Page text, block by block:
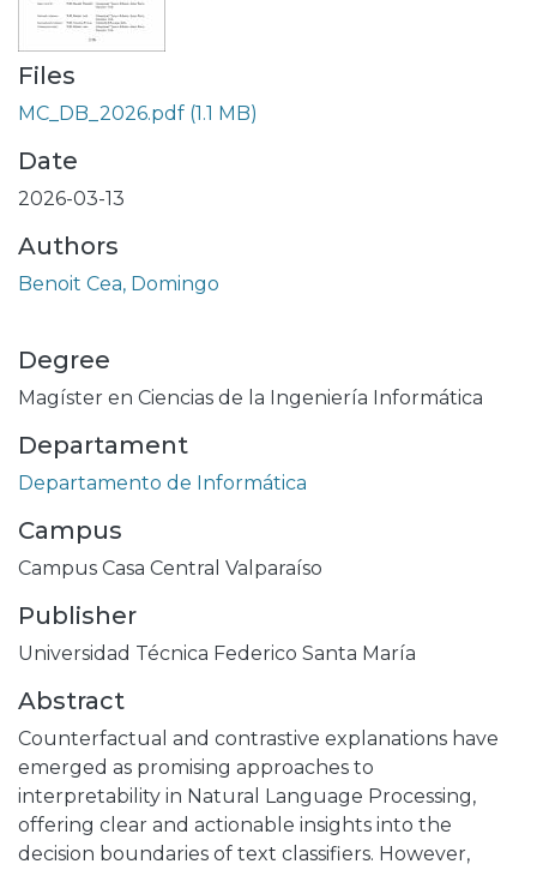
Files
MC_DB_2026.pdf (1.1 MB)
Date
2026-03-13
Authors
Benoit Cea, Domingo
Degree
Magíster en Ciencias de la Ingeniería Informática
Departament
Departamento de Informática
Campus
Campus Casa Central Valparaíso
Publisher
Universidad Técnica Federico Santa María
Abstract
Counterfactual and contrastive explanations have
emerged as promising approaches to
interpretability in Natural Language Processing,
offering clear and actionable insights into the
decision boundaries of text classifiers. However,